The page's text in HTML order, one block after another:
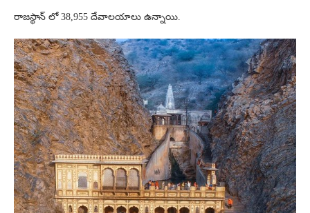
రాజస్థాన్ లో 38,955 దేవాలయాలు ఉన్నాయి.